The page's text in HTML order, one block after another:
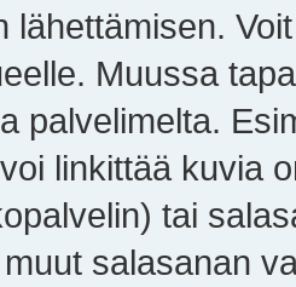
lähettämisen.
Muussa
palvelimelta.
linkittää kuvia
tai
salasanan